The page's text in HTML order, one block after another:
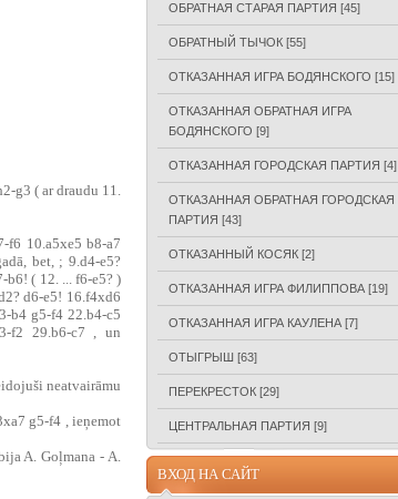
g3 ( ar draudu 11.
f6 10.a5xe5 b8-a7
bet, ; 9.d4-e5?
b6! ( 12. ... f6-e5? )
d6-e5! 16.f4xd6
b4 g5-f4 22.b4-c5
f2 29.b6-c7 , un
neatvairāmu
g5-f4 , ieņemot
A. Goļmana - A.
ОБРАТНАЯ СТАРАЯ ПАРТИЯ [45]
ОБРАТНЫЙ ТЫЧОК [55]
ОТКАЗАННАЯ ИГРА БОДЯНСКОГО [15]
ОТКАЗАННАЯ ОБРАТНАЯ ИГРА
БОДЯНСКОГО [9]
ОТКАЗАННАЯ ГОРОДСКАЯ ПАРТИЯ [4]
ОТКАЗАННАЯ ОБРАТНАЯ ГОРОДСКАЯ
ПАРТИЯ [43]
ОТКАЗАННЫЙ КОСЯК [2]
ОТКАЗАННАЯ ИГРА ФИЛИППОВА [19]
ОТКАЗАННАЯ ИГРА КАУЛЕНА [7]
ОТЫГРЫШ [63]
ПЕРЕКРЕСТОК [29]
ЦЕНТРАЛЬНАЯ ПАРТИЯ [9]
ВХОД НА САЙТ